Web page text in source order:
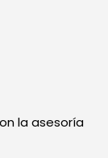
la asesoría